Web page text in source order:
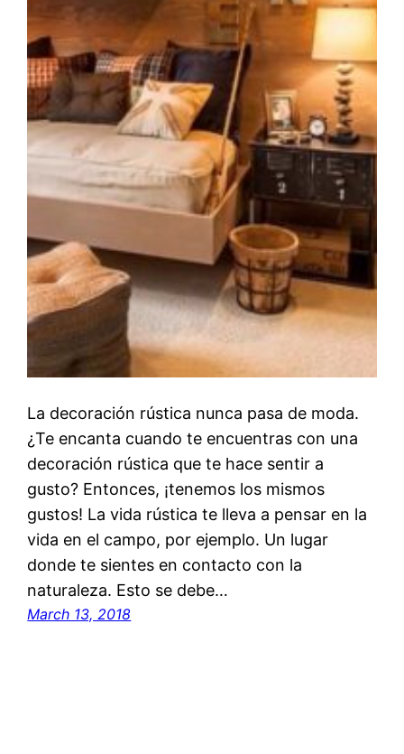
La decoración rústica nunca pasa de moda.
¿Te encanta cuando te encuentras con una
decoración rústica que te hace sentir a
gusto? Entonces, ¡tenemos los mismos
gustos! La vida rústica te lleva a pensar en la
vida en el campo, por ejemplo. Un lugar
donde te sientes en contacto con la
naturaleza. Esto se debe…
March 13, 2018